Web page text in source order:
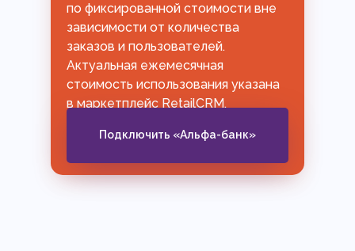
по фиксированной стоимости вне
зависимости от количества
заказов и пользователей.
Актуальная ежемесячная
стоимость использования указана
в маркетплейс RetailCRM.
Подключить «Альфа-банк»